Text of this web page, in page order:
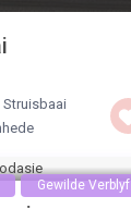
Struisbaai
Gewilde Verblyf